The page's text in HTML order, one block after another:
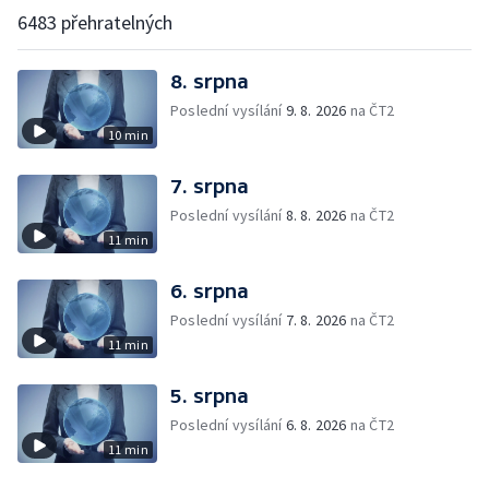
6483 přehratelných
10 min
8. srpna
Poslední vysílání9. 8. 2026 na ČT2
11 min
7. srpna
Poslední vysílání8. 8. 2026 na ČT2
11 min
6. srpna
Poslední vysílání 7. 8. 2026 na ČT2
11 min
5. srpna
Poslední vysílání6. 8. 2026 na ČT2